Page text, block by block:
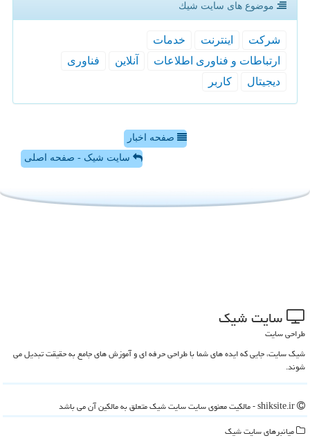
موضوع های سایت شیك
شركت اینترنت
خدمات
ارتباطات و فناوری اطلاعات
آنلاین
فناوری
دیجیتال
كاربر
صفحه اخبار
سایت شیک - صفحه اصلی
سایت شیك
طراحی سایت
شیک سایت، جایی که ایده های شما با طراحی حرفه ای و آموزش های جامع به حقیقت تبدیل می
شوند.
میانبرهای سایت شیك